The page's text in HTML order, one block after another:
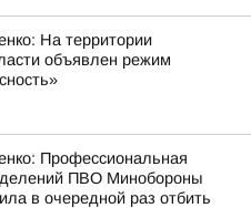
На территории
объявлен режим
Профессиональная
ПВО Минобороны
в очередной раз отбить